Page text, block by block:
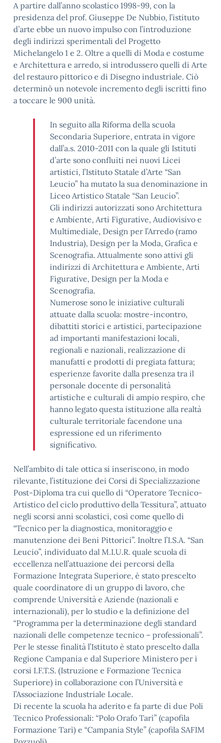
A partire dall’anno scolastico 1998-99, con la
presidenza del prof. Giuseppe De Nubbio, l’istituto
d’arte ebbe un nuovo impulso con l’introduzione
degli indirizzi sperimentali del Progetto
Michelangelo 1 e 2. Oltre a quelli di Moda e costume
e Architettura e arredo, si introdussero quelli di Arte
del restauro pittorico e di Disegno industriale. Ciò
determinò un notevole incremento degli iscritti fino
a toccare le 900 unità.
In seguito alla Riforma della scuola
Secondaria Superiore, entrata in vigore
dall’a.s. 2010-2011 con la quale gli Istituti
d’arte sono confluiti nei nuovi Licei
artistici, l’Istituto Statale d’Arte “San
Leucio” ha mutato la sua denominazione in
Liceo Artistico Statale “San Leucio”.
Gli indirizzi autorizzati sono Architettura
e Ambiente, Arti Figurative, Audiovisivo e
Multimediale, Design per l’Arredo (ramo
Industria), Design per la Moda, Grafica e
Scenografia. Attualmente sono attivi gli
indirizzi di Architettura e Ambiente, Arti
Figurative, Design per la Moda e
Scenografia.
Numerose sono le iniziative culturali
attuate dalla scuola: mostre-incontro,
dibattiti storici e artistici, partecipazione
ad importanti manifestazioni locali,
regionali e nazionali, realizzazione di
manufatti e prodotti di pregiata fattura;
esperienze favorite dalla presenza tra il
personale docente di personalità
artistiche e culturali di ampio respiro, che
hanno legato questa istituzione alla realtà
culturale territoriale facendone una
espressione ed un riferimento
significativo.
Nell’ambito di tale ottica si inseriscono, in modo
rilevante, l’istituzione dei Corsi di Specializzazione
Post-Diploma tra cui quello di “Operatore Tecnico-
Artistico del ciclo produttivo della Tessitura”, attuato
negli scorsi anni scolastici, così come quello di
“Tecnico per la diagnostica, monitoraggio e
manutenzione dei Beni Pittorici”. Inoltre l’I.S.A. “San
Leucio”, individuato dal M.I.U.R. quale scuola di
eccellenza nell’attuazione dei percorsi della
Formazione Integrata Superiore, è stato prescelto
quale coordinatore di un gruppo di lavoro, che
comprende Università e Aziende (nazionali e
internazionali), per lo studio e la definizione del
“Programma per la determinazione degli standard
nazionali delle competenze tecnico – professionali”.
Per le stesse finalità l’Istituto è stato prescelto dalla
Regione Campania e dal Superiore Ministero per i
corsi I.F.T.S. (Istruzione e Formazione Tecnica
Superiore) in collaborazione con l’Università e
l’Associazione Industriale Locale.
Di recente la scuola ha aderito e fa parte di due Poli
Tecnico Professionali: “Polo Orafo Tarì” (capofila
Formazione Tarì) e “Campania Style” (capofila SAFIM